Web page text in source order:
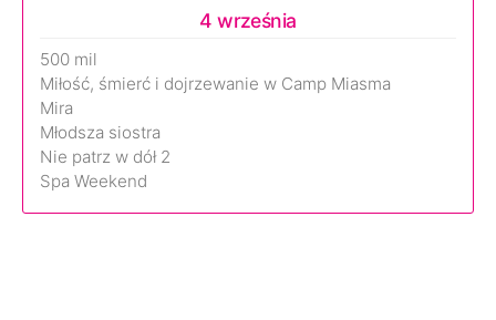
4 września
500 mil
Miłość, śmierć i dojrzewanie w Camp Miasma
Mira
Młodsza siostra
Nie patrz w dół 2
Spa Weekend